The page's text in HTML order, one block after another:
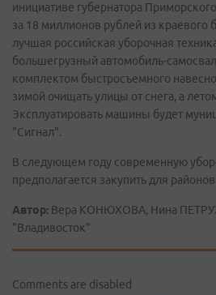
инициативе губернатора
за 18 миллионов рублей из краевого
лучшая российская уборочная
большегрузный автомобиль-
комплектом быстросъемного
зимой очищать улицы от снега, а
Эксплуатировать машины будет
"Сигнал".
В следующем году современную
предполагается закупить для
Автор: Вера КОНЮХОВА, Нина
"Владивосток"
Comments are disabled